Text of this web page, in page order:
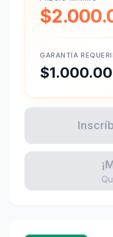
GARANTÍA